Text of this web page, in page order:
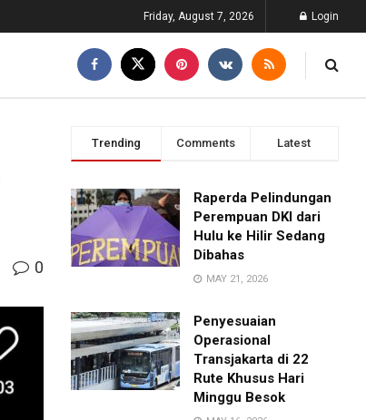
Friday, August 7, 2026 Login
0
Trending Comments Latest
Raperda Pelindungan
Perempuan DKI dari
Hulu ke Hilir Sedang
Dibahas
MAY 21, 2026
Penyesuaian
Operasional
Transjakarta di 22
Rute Khusus Hari
Minggu Besok